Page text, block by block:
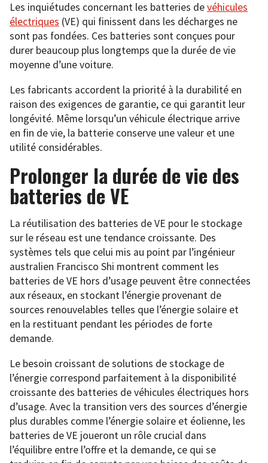
Les inquiétudes concernant les batteries devéhicules
électriques (VE) qui finissent dans les décharges ne
sont pas fondées. Ces batteries sont conçues pour
durer beaucoup plus longtemps que la durée de vie
moyenne d’une voiture.
Les fabricants accordent la priorité à la durabilité en
raison des exigences de garantie, ce qui garantit leur
longévité. Même lorsqu’un véhicule électrique arrive
en fin de vie, la batterie conserve une valeur et une
utilité considérables.
Prolonger la durée de vie des
batteries de VE
La réutilisation des batteries de VE pour le stockage
sur le réseau est une tendance croissante. Des
systèmes tels que celui mis au point par l’ingénieur
australien Francisco Shi montrent comment les
batteries de VE hors d’usage peuvent être connectées
aux réseaux, en stockant l’énergie provenant de
sources renouvelables telles que l’énergie solaire et
en la restituant pendant les périodes de forte
demande.
Le besoin croissant de solutions de stockage de
l’énergie correspond parfaitement à la disponibilité
croissante des batteries de véhicules électriques hors
d’usage. Avec la transition vers des sources d’énergie
plus durables comme l’énergie solaire et éolienne, les
batteries de VE joueront un rôle crucial dans
l’équilibre entre l’offre et la demande, ce qui se